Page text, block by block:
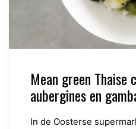
Mean green Thaise
aubergines en
In de Oosterse